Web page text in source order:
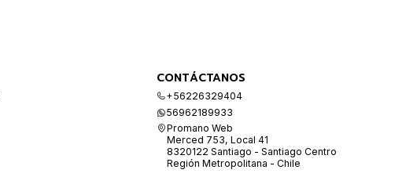
CONTÁCTANOS
+56226329404
56962189933
Promano Web
Merced 753, Local 41
8320122 Santiago - Santiago Centro
Región Metropolitana - Chile